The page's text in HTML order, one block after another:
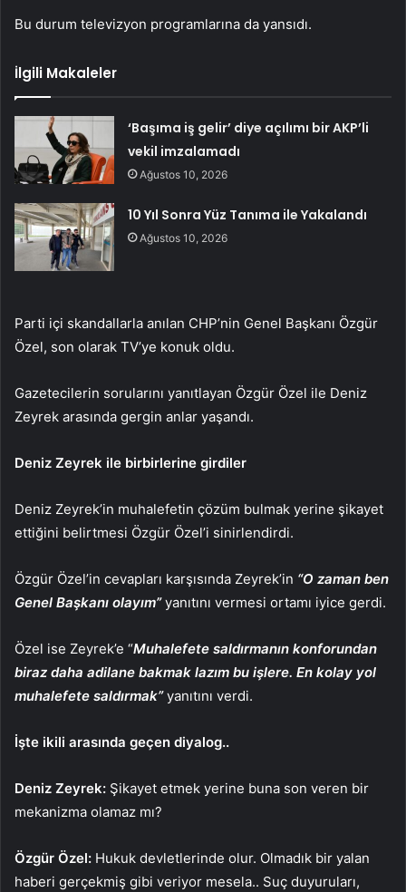
Bu durum televizyon programlarına da yansıdı.
İlgili Makaleler
‘Başıma iş gelir’ diye açılımı bir AKP’li
vekil imzalamadı
Ağustos 10, 2026
10 Yıl Sonra Yüz Tanıma ile Yakalandı
Ağustos 10, 2026
Parti içi skandallarla anılan CHP’nin Genel Başkanı Özgür
Özel, son olarak TV’ye konuk oldu.
Gazetecilerin sorularını yanıtlayan Özgür Özel ile Deniz
Zeyrek arasında gergin anlar yaşandı.
Deniz Zeyrek ile birbirlerine girdiler
Deniz Zeyrek’in muhalefetin çözüm bulmak yerine şikayet
ettiğini belirtmesi Özgür Özel’i sinirlendirdi.
Özgür Özel’in cevapları karşısında Zeyrek’in “O zaman ben
Genel Başkanı olayım”yanıtını vermesi ortamı iyice gerdi.
Özel ise Zeyrek’e “Muhalefete saldırmanın konforundan
biraz daha adilane bakmak lazım bu işlere. En kolay yol
muhalefete saldırmak”yanıtını verdi.
İşte ikili arasında geçen diyalog..
Deniz Zeyrek: Şikayet etmek yerine buna son veren bir
mekanizma olamaz mı?
Özgür Özel: Hukuk devletlerinde olur. Olmadık bir yalan
haberi gerçekmiş gibi veriyor mesela.. Suç duyuruları,